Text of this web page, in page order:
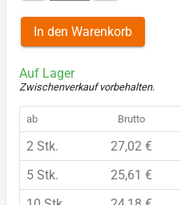
In den Warenkorb
Auf Lager
Zwischenverkauf vorbehalten.
ab Brutto
2 Stk. 27,02 €
5 Stk.
25,61 €